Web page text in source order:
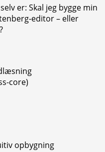
er: Skal jeg bygge min
editor – eller
core)
opbygning